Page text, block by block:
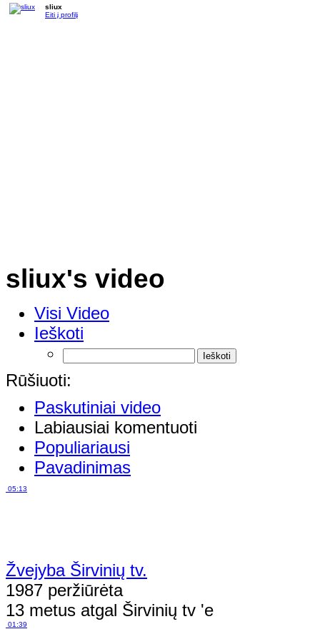
sliux
Eiti į profilį
sliux's video
Visi Video
Ieškoti
Rūšiuoti:
Paskutiniai video
Labiausiai komentuoti
Populiariausi
Pavadinimas
05:13
Žvejyba Širvinių tv.
1987 peržiūrėta
13 metus atgal Širvinių tv 'e
01:39